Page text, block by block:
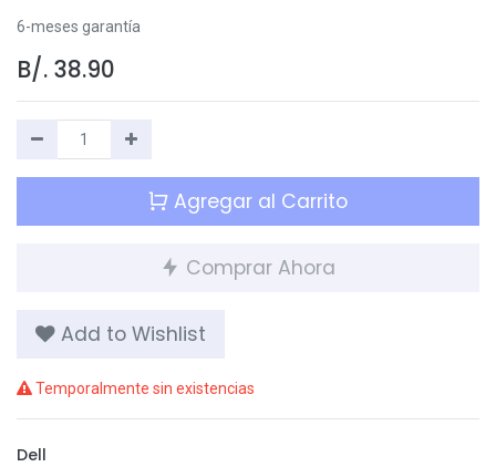
6-meses garantía
B/. 38.90
Agregar al Carrito
Comprar Ahora
Add to Wishlist
Temporalmente sin existencias
Dell